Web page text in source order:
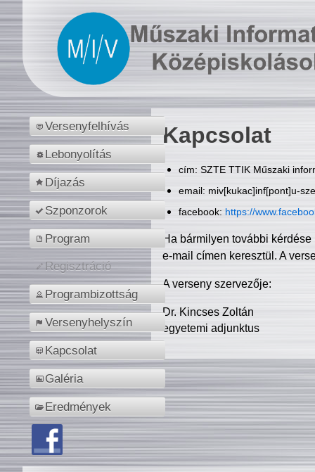
Versenyfelhívás
Lebonyolítás
Díjazás
Szponzorok
Program
Regisztráció
Programbizottság
Versenyhelyszín
Kapcsolat
Galéria
Eredmények
Kapcsolat
cím: SZTE TTIK Műszaki
email: miv[kukac]inf[pont]u-
facebook: https://
Ha bármilyen további
e-mail címen keresztül. A
A verseny szervezője:
Dr. Kincses Zoltán
egyetemi adjunktus